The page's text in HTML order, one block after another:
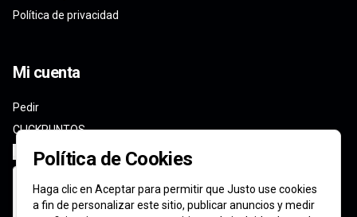
Política de privacidad
Mi cuenta
Pedir
CLICKPUNTOS
Iniciar sesión
Política de Cookies
Haga clic en Aceptar para permitir que Justo use cookies
a fin de personalizar este sitio, publicar anuncios y medir